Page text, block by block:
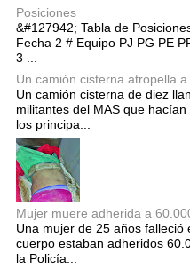
Posiciones
&#127942; Tabla de
Fecha 2 # Equipo PJ PG PE
3 ...
Un camión cisterna atropella
Un camión cisterna de diez
militantes del MAS que
los principa...
Mujer muere adherida a
Una mujer de 25 años
cuerpo estaban adheridos
la Policía...